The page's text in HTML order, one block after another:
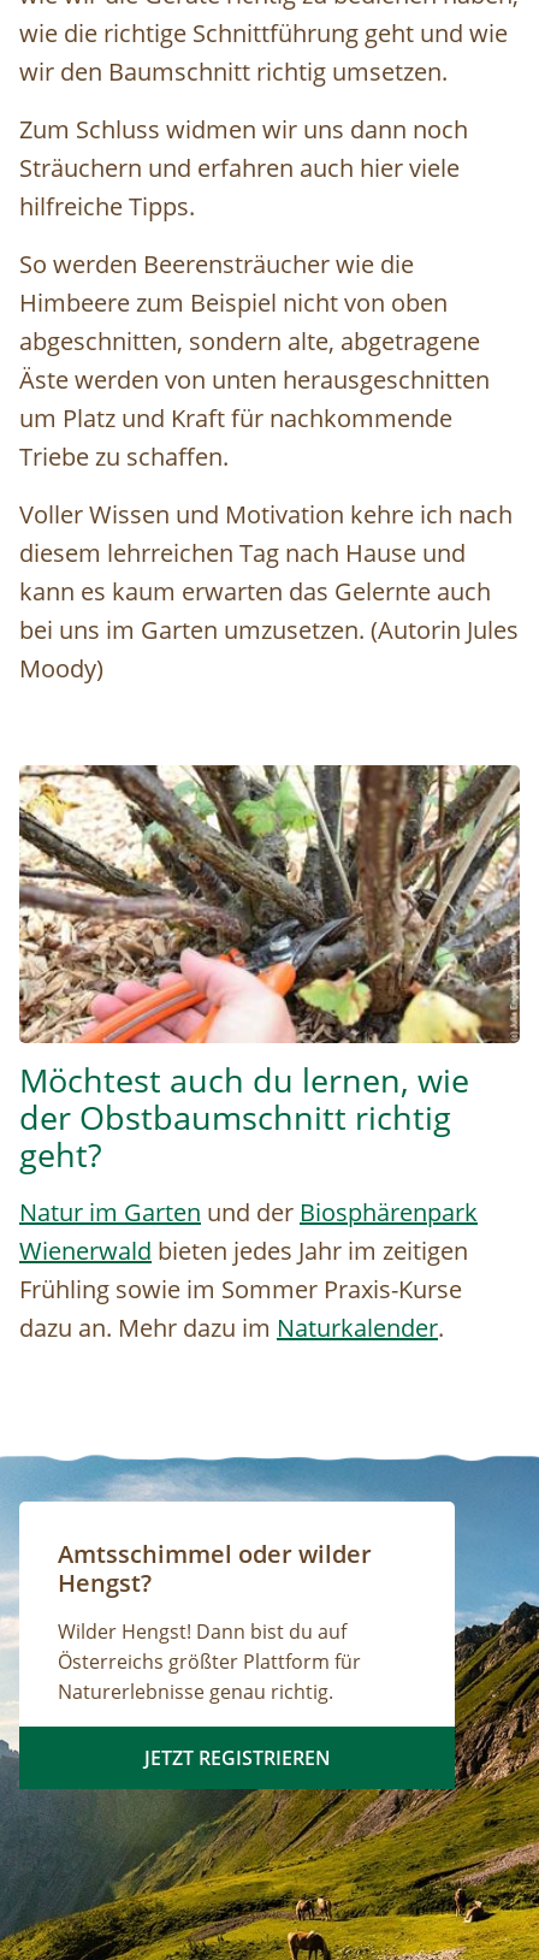
wie die richtige Schnittführung geht und wie
wir den Baumschnitt richtig umsetzen.
Zum Schluss widmen wir uns dann noch
Sträuchern und erfahren auch hier viele
hilfreiche Tipps.
So werden Beerensträucherwie die
Himbeere zum Beispiel nicht von oben
abgeschnitten, sondern alte, abgetragene
Äste werden von unten herausgeschnitten
um Platz und Kraft für nachkommende
Triebe zu schaffen.
Voller Wissen und Motivation kehre ich nach
diesem lehrreichen Tag nach Hause und
kann es kaum erwarten das Gelernte auch
bei uns im Garten umzusetzen. (Autorin Jules
Moody)
Obstbaumschnitt_6 © Julia Engelbrechtsmüller
Möchtest auch du lernen, wie
der Obstbaumschnitt richtig
geht?
Natur im Garten und der Biosphärenpark
Wienerwald bieten jedes Jahr im zeitigen
Frühling sowie im Sommer Praxis-Kurse
dazu an. Mehr dazu im Naturkalender.
Amtsschimmel oder wilder
Hengst?
Wilder Hengst! Dann bist du auf
Österreichs größter Plattform für
Naturerlebnisse genau richtig.
JETZT REGISTRIEREN